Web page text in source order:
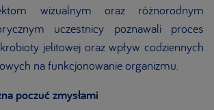
wizualnym oraz różnorodnym
uczestnicy poznawali proces
jelitowej oraz wpływ codziennych
na funkcjonowanie organizmu.
poczuć zmysłami